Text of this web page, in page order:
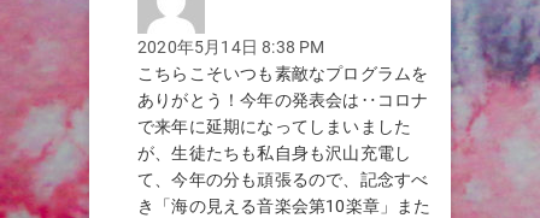
2020年5月14日 8:38 PM
こちらこそいつも素敵なプログラムを
ありがとう！今年の発表会は‥コロナ
で来年に延期になってしまいました
が、生徒たちも私自身も沢山充電し
て、今年の分も頑張るので、記念すべ
き「海の見える音楽会第10楽章」また